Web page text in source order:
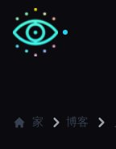
✍️ 写作者
家 博客